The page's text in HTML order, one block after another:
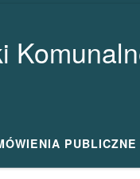
PUBLICZNE